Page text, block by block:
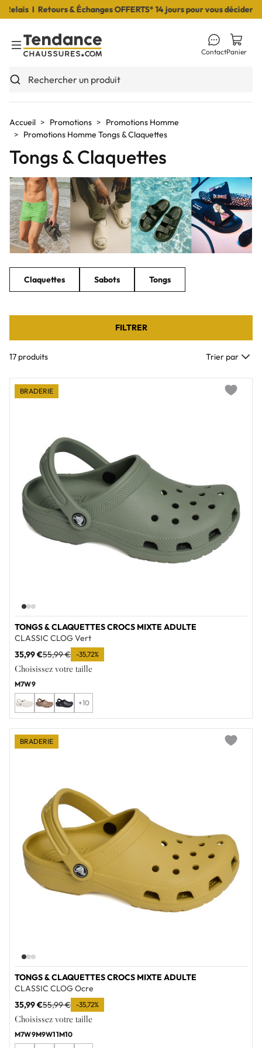
I Retours & Échanges OFFERTS* 14 jours pour vous décider I
Toggle Menu
Rechercher un produit
ContactPanier
Accueil Promotions
Promotions Homme
Promotions Homme Tongs & Claquettes
Tongs & Claquettes
Claquettes Sabots Tongs
FILTRER
17 produits Trier par
TONGS & CLAQUETTES CROCS MIXTE ADULTE
CLASSIC CLOG Vert
35,99 €55,99 € -35,72%
Choisissez votre taille
M7W9
+10
BRADERIE
TONGS & CLAQUETTES CROCS MIXTE ADULTE
CLASSIC CLOG Ocre
35,99 €55,99 € -35,72%
Choisissez votre taille
M7W9M9W11M10
BRADERIE